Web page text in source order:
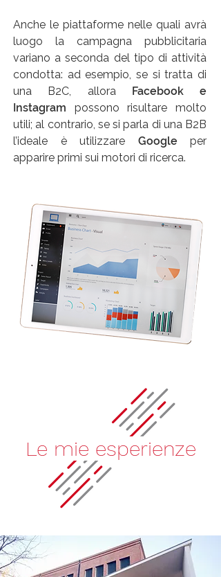
Anche le piattaforme nelle quali avrà
luogo la campagna pubblicitaria
variano a seconda del tipo di attività
condotta: ad esempio, se si tratta di
una B2C, allora Facebook e
Instagram possono risultare molto
utili; al contrario, se si parla di una B2B
l’ideale è utilizzare Googleper
apparire primi sui motori di ricerca.
Le mie esperienze